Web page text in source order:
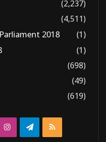
(2,237)
(4,511)
2018
(1)
(1)
(698)
(49)
(619)
InstagramTelegram
RSS